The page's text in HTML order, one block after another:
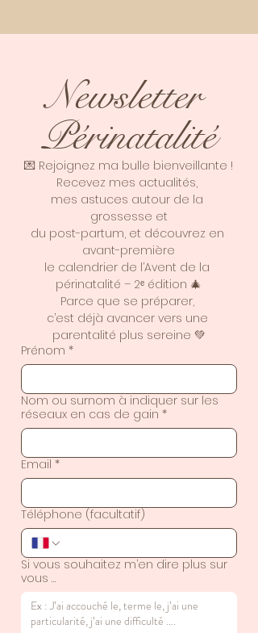
Newsletter
Périnatalité
💌 Rejoignez ma bulle bienveillante !
mes astuces autour de la
grossesse et
du post-partum, et découvrez en
avant-première
le calendrier de l’Avent de la
périnatalité – 2ᵉ édition 🎄
Parce que se préparer,
c’est déjà avancer vers une
parentalité plus sereine 💚
Prénom *
Nom ou surnom à indiquer sur les
réseaux en cas de gain *
Email *
Téléphone (facultatif)
Si vous souhaitez m’en dire plus sur
vous …